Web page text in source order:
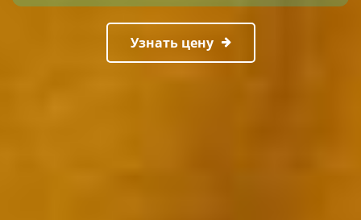
Узнать цену